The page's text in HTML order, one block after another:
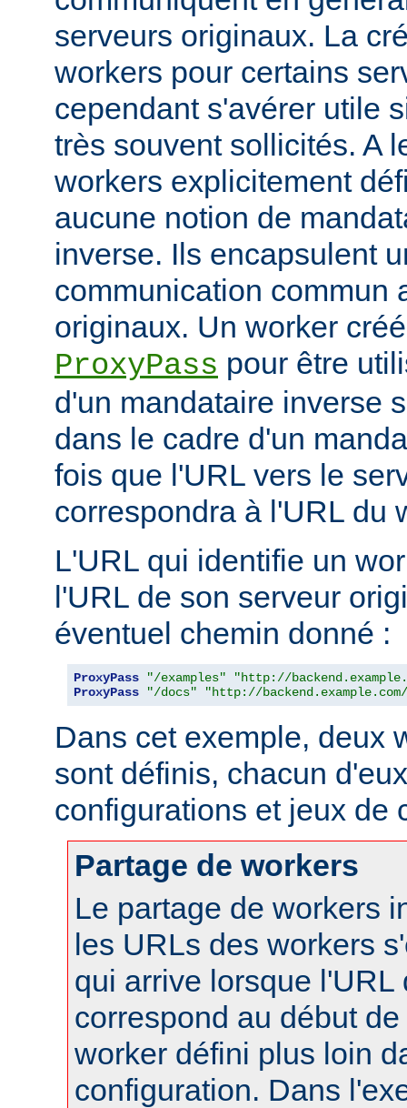
serveurs originaux. La
workers pour certains
cependant s'avérer utile
très souvent sollicités. A
workers explicitement
aucune notion de
inverse. Ils encapsulent
communication commun
originaux. Un worker
ProxyPass pour être
d'un mandataire inverse
dans le cadre d'un
fois que l'URL vers le
correspondra à l'URL du
L'URL qui identifie un
l'URL de son serveur
éventuel chemin donné :
ProxyPass "/examples"
"http://
ProxyPass
"/docs" "http://
Dans cet exemple, deux
sont définis, chacun
configurations et jeux de
Partage de workers
Le partage de workers
les URLs des workers
qui arrive lorsque l'URL
correspond au début
worker défini plus loin
configuration. Dans